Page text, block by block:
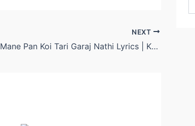
NEXT
Mane Pan Koi Tari Garaj Nathi Lyrics | Kajal Maheriya